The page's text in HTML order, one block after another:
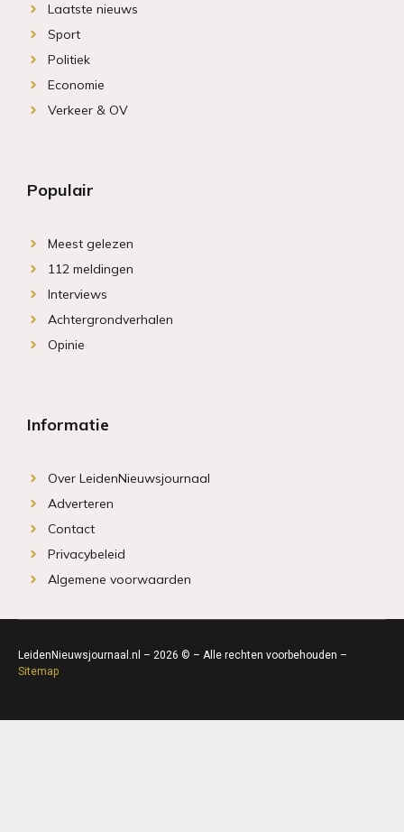
Laatste nieuws
Sport
Politiek
Economie
Verkeer & OV
Populair
Meest gelezen
112 meldingen
Interviews
Achtergrondverhalen
Opinie
Informatie
Over LeidenNieuwsjournaal
Adverteren
Contact
Privacybeleid
Algemene voorwaarden
LeidenNieuwsjournaal.nl – 2026 © – Alle rechten voorbehouden –
Sitemap